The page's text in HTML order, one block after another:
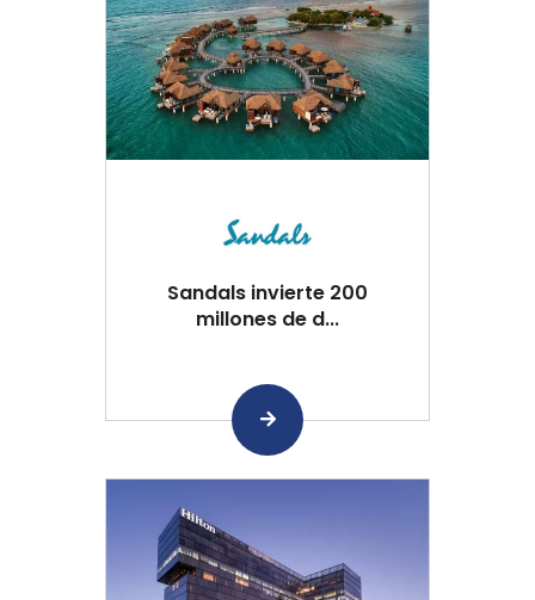
Sandals invierte 200
millones de d...